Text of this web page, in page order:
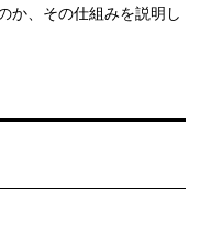
か、その仕組みを説明し